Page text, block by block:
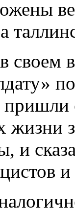
своем
жизни
и